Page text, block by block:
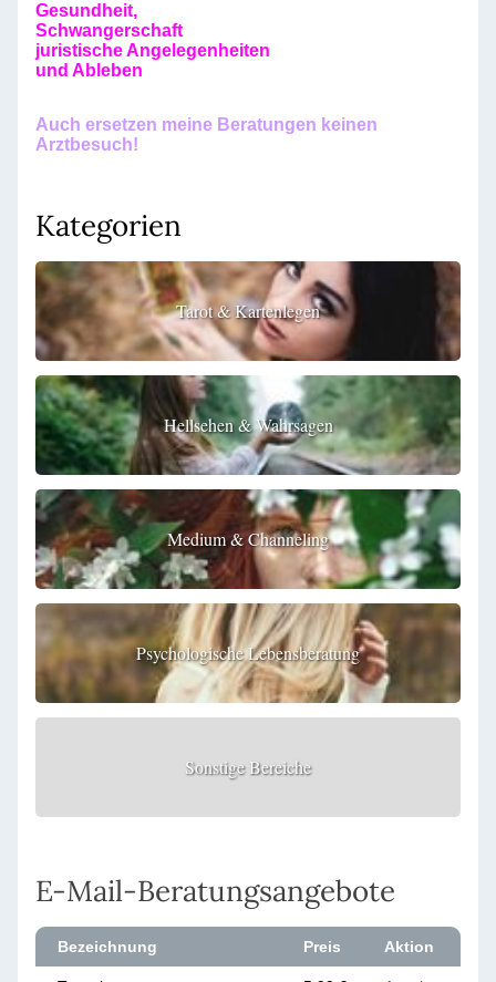
Gesundheit,
Schwangerschaft
juristische Angelegenheiten
und Ableben
Auch ersetzen meine Beratungen keinen
Arztbesuch!
Kategorien
Tarot & Kartenlegen
Hellsehen & Wahrsagen
Medium & Channeling
Psychologische Lebensberatung
Sonstige Bereiche
E-Mail-Beratungsangebote
Bezeichnung Preis Aktion